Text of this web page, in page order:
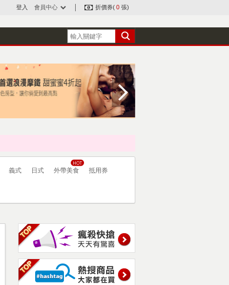
登入 會員中心 折價券( 0 張)
義式 日式 外帶美食 抵用券